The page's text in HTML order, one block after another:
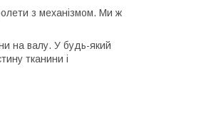
з механізмом. Ми ж
на валу. У будь-який
тканини і